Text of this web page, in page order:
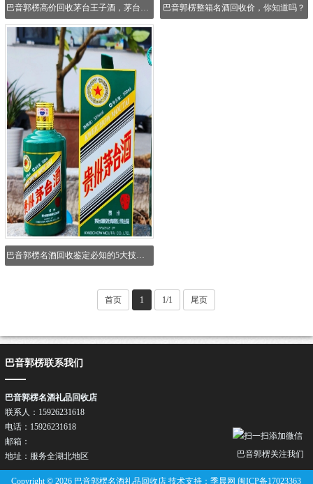
巴音郭楞高价回收茅台王子酒，茅台王子酒回收 巴音郭楞整箱名酒回收价，你知道吗？
巴音郭楞名酒回收鉴定必知的5大技巧，避免吃亏上当！
首页 1 1/1 尾页
巴音郭楞关注我们
巴音郭楞联系我们
巴音郭楞名酒礼品回收店
联系人：15926231618
电话：15926231618
邮箱：
地址：服务全湖北地区
Copyright © 2026 巴音郭楞名酒礼品回收店 技术支持：季晨网闽ICP备17023363